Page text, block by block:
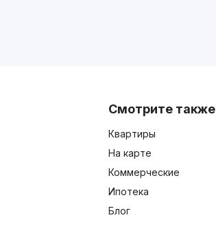
Смотрите также
Квартиры
На карте
Коммерческие
Ипотека
Блог